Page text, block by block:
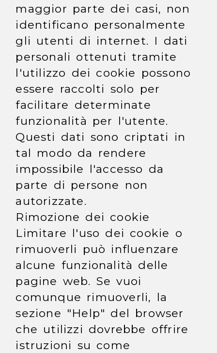
maggior parte dei casi, non
identificano personalmente
gli utenti di internet. I dati
personali ottenuti tramite
l'utilizzo dei cookie possono
essere raccolti solo per
facilitare determinate
funzionalità per l'utente.
Questi dati sono criptati in
tal modo da rendere
impossibile l'accesso da
parte di persone non
autorizzate.
Rimozione dei cookie
Limitare l'uso dei cookie o
rimuoverli può influenzare
alcune funzionalità delle
pagine web. Se vuoi
comunque rimuoverli, la
sezione "Help" del browser
che utilizzi dovrebbe offrire
istruzioni su come